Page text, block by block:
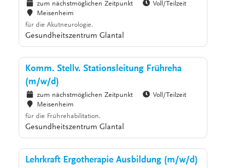
zum nächstmöglichen Zeitpunkt
Voll/Teilzeit
Meisenheim
für die Akutneurologie.
Gesundheitszentrum Glantal
Komm. Stellv. Stationsleitung Frühreha
(m/w/d)
zum nächstmöglichen Zeitpunkt
Voll/Teilzeit
Meisenheim
für die Frührehabilitation.
Gesundheitszentrum Glantal
Lehrkraft Ergotherapie Ausbildung (m/w/d)